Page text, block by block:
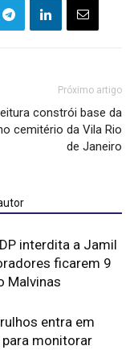
Próximo artigo
constrói base da
cemitério da Vila Rio
de Janeiro
interdita a Jamil
ficarem 9
Malvinas
entra em
monitorar